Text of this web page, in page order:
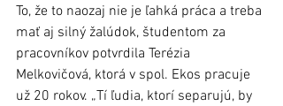
To, že to naozaj nie je ľahká práca a treba
mať aj silný žalúdok, študentom za
pracovníkov potvrdila Terézia
Melkovičová, ktorá v spol. Ekos pracuje
už 20 rokov. „Tí ľudia, ktorí separujú, by